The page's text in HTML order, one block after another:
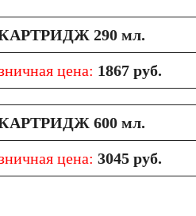
290 мл.
цена: 1867 руб.
600 мл.
цена: 3045 руб.